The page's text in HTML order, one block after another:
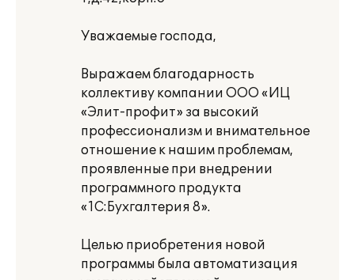
Уважаемые господа,
Выражаем благодарность
коллективу компании ООО «ИЦ
«Элит-профит» за высокий
профессионализм и внимательное
отношение к нашим проблемам,
проявленные при внедрении
программного продукта
«1С:Бухгалтерия 8».
Целью приобретения новой
программы была автоматизация